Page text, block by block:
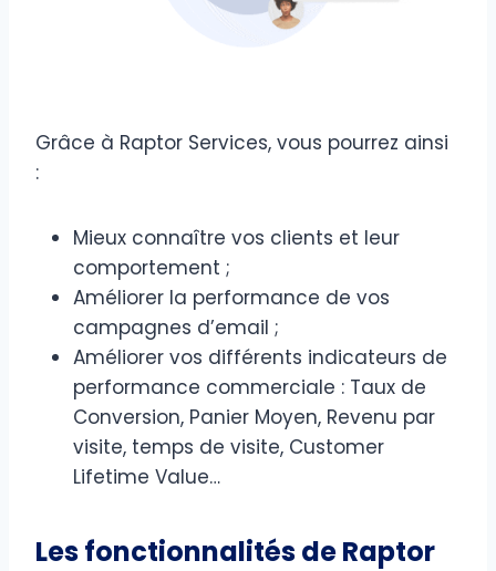
Grâce à Raptor Services, vous pourrez ainsi
:
Mieux connaître vos clients et leur
comportement ;
Améliorer la performance de vos
campagnes d’email ;
Améliorer vos différents indicateurs de
performance commerciale : Taux de
Conversion, Panier Moyen, Revenu par
visite, temps de visite, Customer
Lifetime Value…
Les fonctionnalités de Raptor